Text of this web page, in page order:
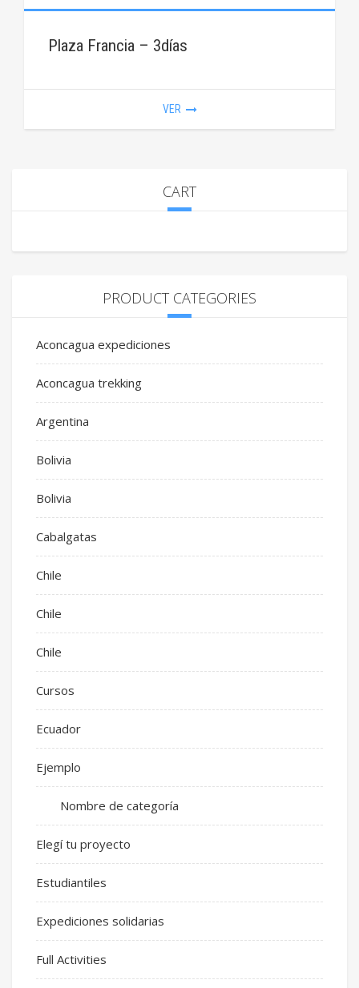
Plaza Francia – 3días
VER
CART
PRODUCT CATEGORIES
Aconcagua expediciones
Aconcagua trekking
Argentina
Bolivia
Bolivia
Cabalgatas
Chile
Chile
Chile
Cursos
Ecuador
Ejemplo
Nombre de categoría
Elegí tu proyecto
Estudiantiles
Expediciones solidarias
Full Activities